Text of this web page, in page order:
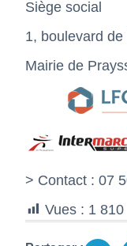
Siège social
1, boulevard de
Mairie de
> Contact : 07
Vues : 1 810